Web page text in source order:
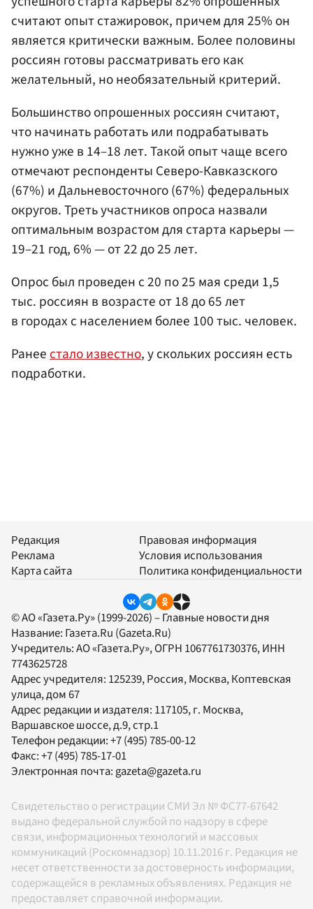
считают опыт стажировок, причем для 25% он
является критически важным. Более половины
россиян готовы рассматривать его как
желательный, но необязательный критерий.
Большинство опрошенных россиян считают,
что начинать работать или подрабатывать
нужно уже в 14–18 лет. Такой опыт чаще всего
отмечают респонденты Северо-Кавказского
(67%) и Дальневосточного (67%) федеральных
округов. Треть участников опроса назвали
оптимальным возрастом для старта карьеры —
19–21 год, 6% — от 22 до 25 лет.
Опрос был проведен с 20 по 25 мая среди 1,5
тыс. россиян в возрасте от 18 до 65 лет
в городах с населением более 100 тыс. человек.
Ранеестало известно, у скольких россиян есть
подработки.
Редакция
Реклама
Карта сайта
Правовая информация
Условия использования
Политика конфиденциальности
© АО «Газета.Ру» (1999-2026) – Главные новости дня
Название: Газета.Ru (Gazeta.Ru)
Учредитель:АО «Газета.Ру», ОГРН 1067761730376, ИНН
7743625728
Адрес учредителя: 125239, Россия, Москва, Коптевская
улица, дом 67
Адрес редакции и издателя: 117105, г. Москва,
Варшавское шоссе, д.9, стр.1
Телефон редакции:+7 (495) 785-00-12
Факс:+7 (495) 785-17-01
Электронная почта: gazeta@gazeta.ru
Свидетельство о регистрации СМИ Эл № ФС77-67642
выдано федеральной службой по надзору в сфере
связи, информационных технологий и массовых
коммуникаций (Роскомнадзор) 10.11.2016 г. Редакция не
несет ответственности за достоверность информации,
содержащейся в рекламных объявлениях. Редакция не
предоставляет справочной информации.